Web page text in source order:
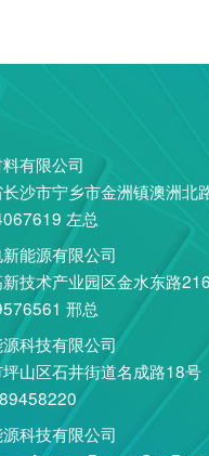
有限公司
沙市宁乡市金洲镇澳洲北
左总
能源有限公司
技术产业园区金水东路
邢总
科技有限公司
山区石井街道名成路18号
科技有限公司